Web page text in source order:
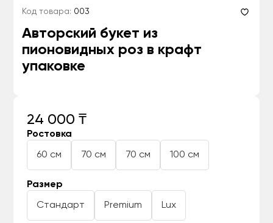
Код товара: 003
Авторский букет из
пионовидных роз в крафт
упаковке
24 000 ₸
Ростовка
60 см 70 см 70 см 100 см
Размер
Стандарт Premium Lux